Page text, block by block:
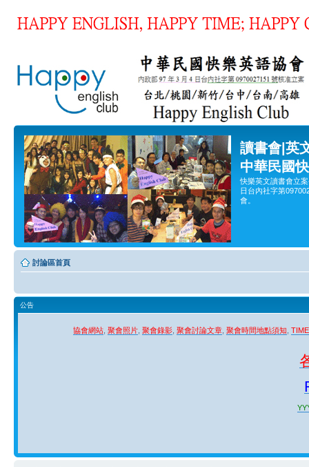
讀書會|英
中華民國
快樂英文讀書會立
日台內社字第
會。
討論區首頁
公告
協會網站 聚會照片 聚會錄影 聚會討論文章 聚會時間地點須知